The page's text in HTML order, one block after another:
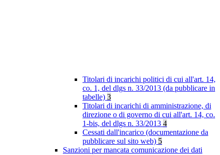
Titolari di incarichi politici di cui all'art. 14,
co. 1, del dlgs n. 33/2013 (da pubblicare in
tabelle) 3
Titolari di incarichi di amministrazione, di
direzione o di governo di cui all'art. 14, co.
1-bis, del dlgs n. 33/2013 4
Cessati dall'incarico (documentazione da
pubblicare sul sito web) 5
Sanzioni per mancata comunicazione dei dati